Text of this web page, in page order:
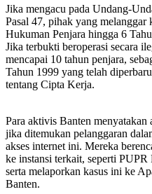
Jika mengacu pada Undang-
Pasal 47, pihak yang melanggar
Hukuman Penjara hingga 6
Jika terbukti beroperasi secara
mencapai 10 tahun penjara,
Tahun 1999 yang telah
tentang Cipta Kerja.
Para aktivis Banten
jika ditemukan pelanggaran
akses internet ini. Mereka
ke instansi terkait, seperti
serta melaporkan kasus ini ke
Banten.